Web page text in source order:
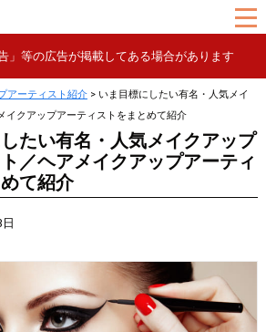
」等の広告が掲載してある場合があります
アーティスト紹介> いま目標にしたい有名・人気メイ
イクアップアーティストをまとめて紹介
たい有名・人気メイクアップ
／ヘアメイクアップアーティ
て紹介